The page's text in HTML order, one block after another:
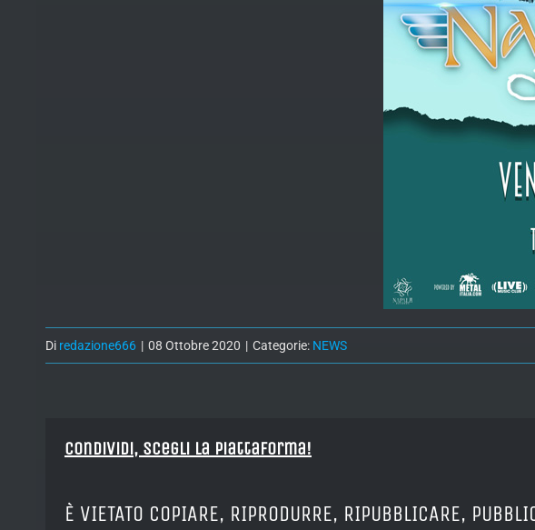
Di redazione666 | 08 Ottobre 2020 | Categorie: NEWS
Condividi, Scegli la piattaforma!
È VIETATO COPIARE, RIPRODURRE, RIPUBBLICARE,